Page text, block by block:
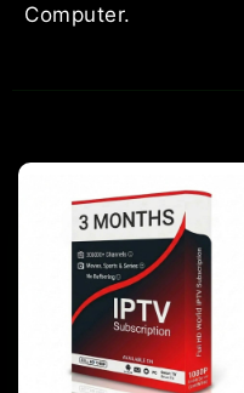
Computer.